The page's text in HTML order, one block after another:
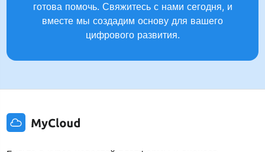
готова помочь. Свяжитесь с нами сегодня, и
вместе мы создадим основу для вашего
цифрового развития.